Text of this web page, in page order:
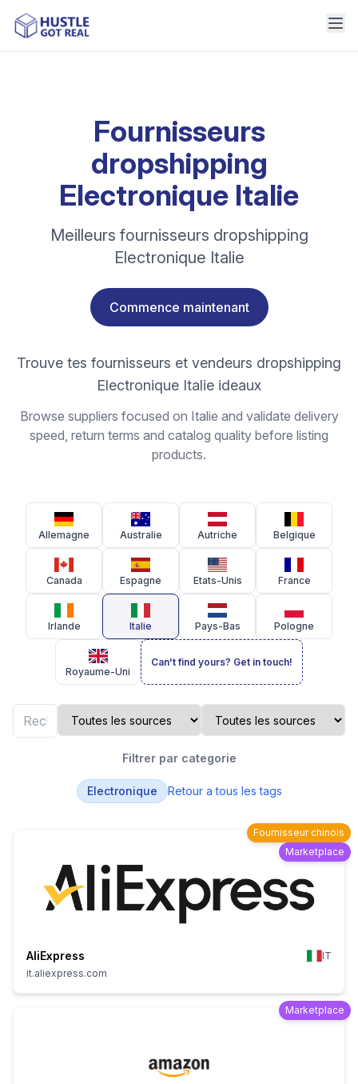
Fournisseurs
dropshipping
Electronique Italie
Meilleurs fournisseurs dropshipping
Electronique Italie
Commence maintenant
Trouve tes fournisseurs et vendeurs dropshipping
Electronique Italie ideaux
Browse suppliers focused on Italie and validate delivery
speed, return terms and catalog quality before listing
products.
Allemagne Australie Autriche Belgique
Canada Espagne Etats-Unis France
Irlande Italie Pays-Bas Pologne
Royaume-Uni
Can't find yours? Get in touch!
Filtrer par categorie
Electronique Retour a tous les tags
Fournisseur chinois
Marketplace
AliExpress
IT
it.aliexpress.com
Marketplace